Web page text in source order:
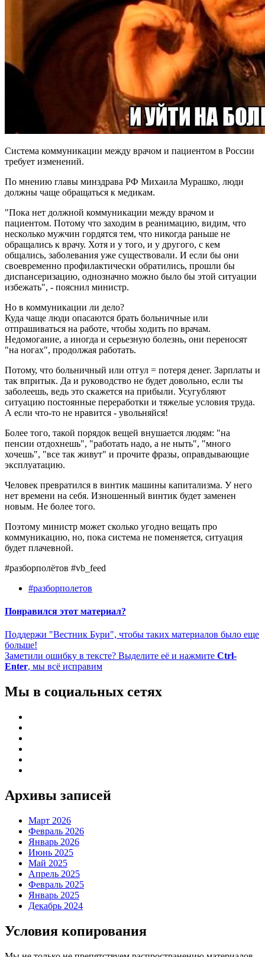
Система коммуникации между врачом и пациентом в России
требует изменений.
По мнению главы минздрава РФ Михаила Мурашко, люди
должны чаще обращаться к медикам.
"Пока нет должной коммуникации между врачом и
пациентом. Потому что заходим в реанимацию, видим, что
несколько мужчин гордятся тем, что никогда раньше не
обращались к врачу. Хотя и у того, и у другого, с кем
общались, заболевания уже существовали. И если бы они
своевременно профилактически обратились, прошли бы
диспансеризацию, однозначно можно было бы этой ситуации
избежать", - пояснил министр.
Но в коммуникации ли дело?
Куда чаще люди опасаются брать больничные или
отпрашиваться на работе, чтобы ходить по врачам.
Недомогание, а иногда и серьезную болезнь, они переносят
"на ногах", продолжая работать.
Потому, что больничный или отгул = потеря денег. Зарплаты и
так впритык. Да и руководство не будет довольно, если ты
заболеешь, ведь это скажется на прибыли. Усугубляют
ситуацию постоянные переработки и тяжелые условия труда.
А если что-то не нравится - увольняйся!
Более того, такой порядок вещей внушается людям: "на
пенсии отдохнешь", "работать надо, а не ныть", "много
хочешь", "все так живут" и прочите фразы, оправдывающие
эксплуатацию.
Человек превратился в винтик машины капитализма. У него
нет времени на себя. Изношенный винтик будет заменен
новым. Не более того.
Поэтому министр может сколько угодно вещать про
коммуникацию, но, пока система не поменяется, ситуация
будет плачевной.
#разборполётов #vb_feed
#разборполетов
Понравился этот материал?
Поддержи "Вестник Бури", чтобы таких материалов было еще
больше!
Заметили ошибку в тексте? Выделите её и нажмите Ctrl-
Enter, мы всё исправим
Мы в социальных сетях
Архивы записей
Март 2026
Февраль 2026
Январь 2026
Июнь 2025
Май 2025
Апрель 2025
Февраль 2025
Январь 2025
Декабрь 2024
Условия копирования